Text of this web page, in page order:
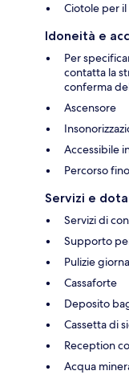
Ciotole per
Idoneità e
Per
contatta la
conferma
Ascensore
Accessibile
Percorso
Servizi e
Servizi di
Supporto
Pulizie
Cassaforte
Deposito
Cassetta di
Reception
Acqua